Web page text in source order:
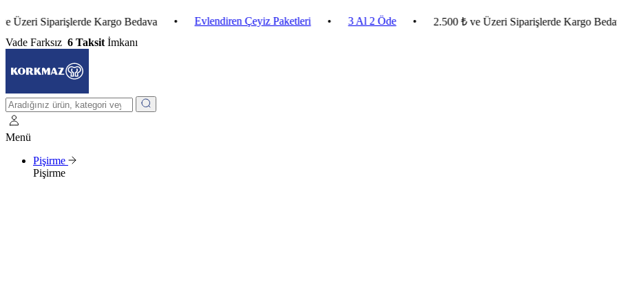
Siparişlerde Kargo Bedava • Evlendiren Çeyiz Paketleri • 3 Al 2 Öde • 2.500 ₺ ve Üzeri Siparişlerde Kargo Bedava •
Vade Farksız 6 Taksit İmkanı
Menü
Pişirme
Pişirme